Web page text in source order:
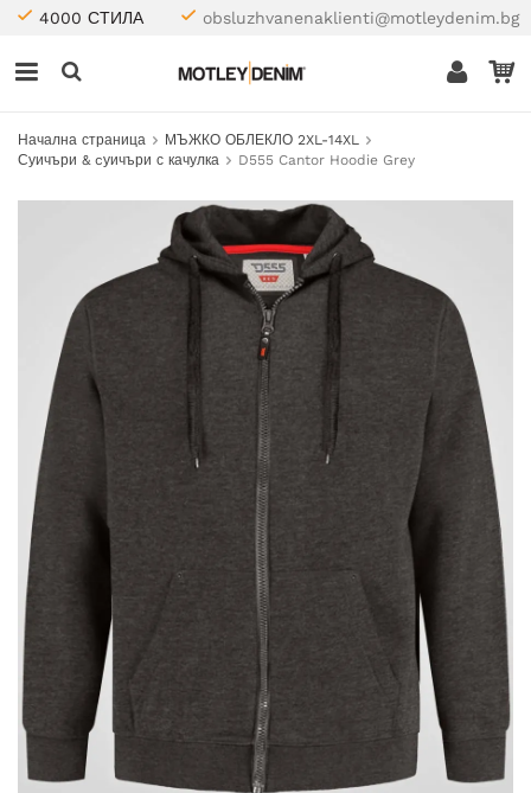
4000 СТИЛА obsluzhvanenaklienti@motleydenim.bg
Начална страница
МЪЖКО ОБЛЕКЛО 2XL-14XL
Суичъри & cуичъри с качулка
D555 Cantor Hoodie Grey